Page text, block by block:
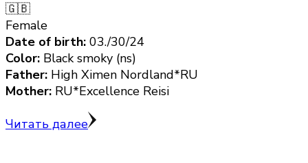
🇬🇧
Female
Date of birth: 03./30/24
Color: Black smoky (ns)
Father: High Ximen Nordland*RU
Mother: RU*Excellence Reisi
Читать далее